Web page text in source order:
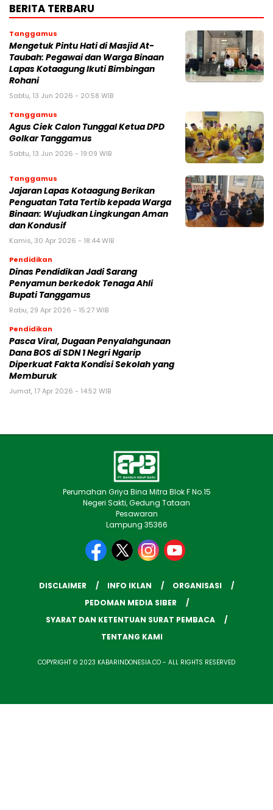
BERITA TERBARU
Tanggamus
Mengetuk Pintu Hati di Masjid At-
Taubah: Pegawai dan Warga Binaan
Lapas Kotaagung Ikuti Bimbingan
Rohani
Sabtu, 13 Jun 2026 - 20:58 WIB
Tanggamus
Agus Ciek Calon Tunggal Ketua DPD
Golkar Tanggamus
Sabtu, 13 Jun 2026 - 19:09 WIB
Tanggamus
Jajaran Lapas Kotaagung Berikan
Penguatan Tata Tertib kepada Warga
Binaan: Wujudkan Lingkungan Aman
dan Kondusif
Kamis, 30 Apr 2026 - 18:44 WIB
Pendidikan
Dinas Pendidikan Jadi Sarang
Penyamun berkedok Tenaga Ahli
Bupati Tanggamus
Rabu, 29 Apr 2026 - 15:27 WIB
Pendidikan
Pasca Viral, Dugaan Penyalahgunaan
Dana BOS di SDN 1 Negri Ngarip
Diperkuat Fakta Kondisi Sekolah yang
Memburuk
Jumat, 17 Apr 2026 - 14:52 WIB
Perumahan Griya Bina Mitra Blok F No.15
Negeri Sakti, Gedung Tataan
Pesawaran
Lampung 35366
DISCLAIMER INFO IKLAN
ORGANISASI
PEDOMAN MEDIA SIBER
SYARAT DAN KETENTUAN SURAT PEMBACA
TENTANG KAMI
COPYRIGHT © 2023 KABARINDONESIA.CO - ALL RIGHTS RESERVED